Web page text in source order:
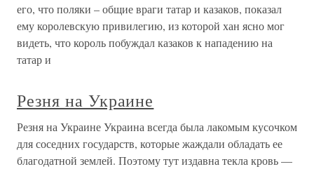
его, что поляки – общие враги татар и казаков, показал
ему королевскую привилегию, из которой хан ясно мог
видеть, что король побуждал казаков к нападению на
татар и
Резня на Украине
Резня на Украине Украина всегда была лакомым кусочком
для соседних государств, которые жаждали обладать ее
благодатной землей. Поэтому тут издавна текла кровь —